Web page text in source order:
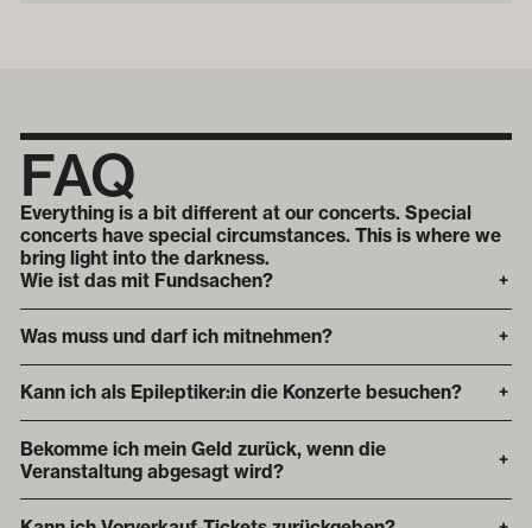
FAQ
Everything is a bit different at our concerts. Special
concerts have special circumstances. This is where we
bring light into the darkness.
Wie ist das mit Fundsachen?
+
Was muss und darf ich mitnehmen? +
Kann ich als Epileptiker:in die Konzerte besuchen? +
Bekomme ich mein Geld zurück, wenn die
Veranstaltung abgesagt wird?
+